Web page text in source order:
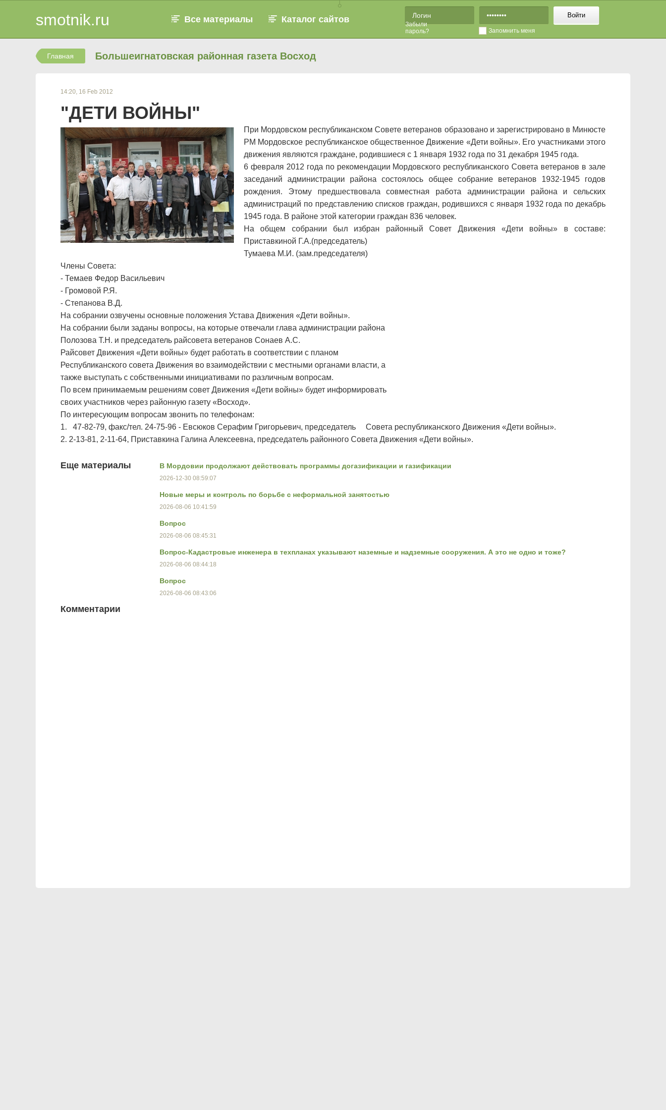
smotnik.ru Все материалы Каталог сайтов Войти
Забыли
пароль?
Запомнить меня
Главная Большеигнатовская районная газета Восход
14:20, 16 Feb 2012
"ДЕТИ ВОЙНЫ"
При Мордовском республиканском Совете ветеранов образовано и зарегистрировано в Минюсте
РМ Мордовское республиканское общественное Движение «Дети войны». Его участниками этого
движения являются граждане, родившиеся с 1 января 1932 года по 31 декабря 1945 года.
6 февраля 2012 года по рекомендации Мордовского республиканского Совета ветеранов в зале
заседаний администрации района состоялось общее собрание ветеранов 1932-1945 годов
рождения. Этому предшествовала совместная работа администрации района и сельских
администраций по представлению списков граждан, родившихся с января 1932 года по декабрь
1945 года. В районе этой категории граждан 836 человек.
На общем собрании был избран районный Совет Движения «Дети войны» в составе:
Приставкиной Г.А.(председатель)
Тумаева М.И. (зам.председателя)
Члены Совета:
- Темаев Федор Васильевич
- Громовой Р.Я.
- Степанова В.Д.
На собрании озвучены основные положения Устава Движения «Дети войны».
На собрании были заданы вопросы, на которые отвечали глава администрации района
Полозова Т.Н. и председатель райсовета ветеранов Сонаев А.С.
Райсовет Движения «Дети войны» будет работать в соответствии с планом
Республиканского совета Движения во взаимодействии с местными органами власти, а
также выступать с собственными инициативами по различным вопросам.
По всем принимаемым решениям совет Движения «Дети войны» будет информировать
своих участников через районную газету «Восход».
По интересующим вопросам звонить по телефонам:
1. 47-82-79, факс/тел. 24-75-96 - Евсюков Серафим Григорьевич, председатель Совета республиканского Движения «Дети войны».
2. 2-13-81, 2-11-64, Приставкина Галина Алексеевна, председатель районного Совета Движения «Дети войны».
Еще материалы В Мордовии продолжают действовать программы догазификации и газификации
2026-12-30 08:59:07
Новые меры и контроль по борьбе с неформальной занятостью
2026-08-06 10:41:59
Вопрос
2026-08-06 08:45:31
Вопрос-Кадастровые инженера в техпланах указывают наземные и надземные сооружения. А это не одно и тоже?
2026-08-06 08:44:18
Вопрос
2026-08-06 08:43:06
Комментарии